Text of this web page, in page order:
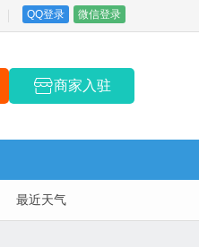
QQ登录 微信登录
商家入驻
最近天气